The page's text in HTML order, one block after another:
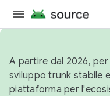
A partire dal 2026,
sviluppo trunk stabile
piattaforma per